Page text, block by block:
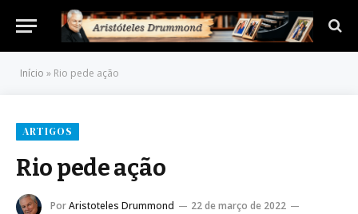
Início » Rio pede ação
ARTIGOS
Rio pede ação
PorAristoteles Drummond
22 de março de 2022